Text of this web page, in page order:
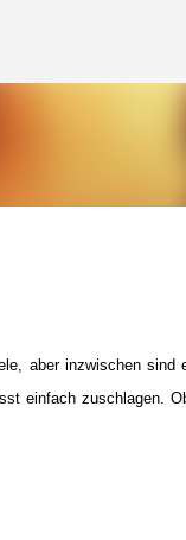
aber inzwischen sind
einfach zuschlagen.